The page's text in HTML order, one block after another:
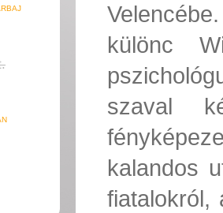
különc
szaval
kalandos
fiatalokról,